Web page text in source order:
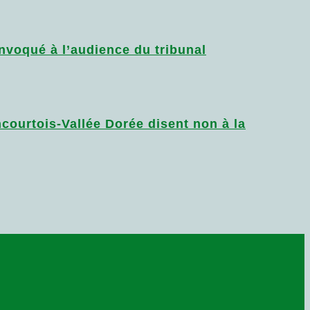
à l’audience du tribunal
Vallée Dorée disent non à la